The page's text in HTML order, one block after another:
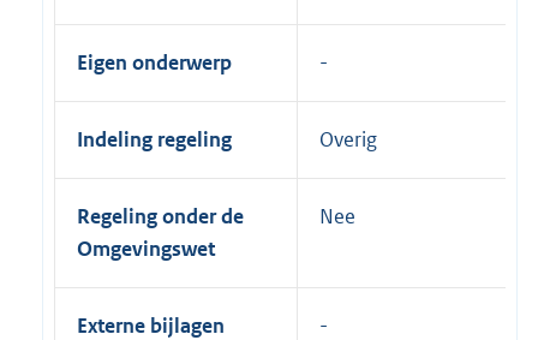
Eigen onderwerp
Indeling regeling Overig
Regeling onder de
Omgevingswet
Nee
Externe bijlagen